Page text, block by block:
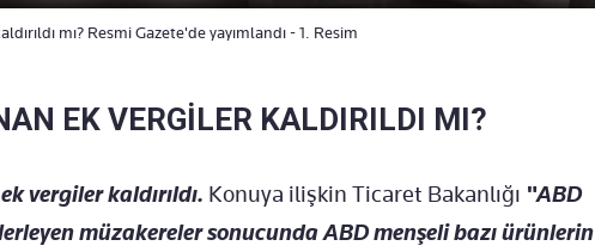
mı? Resmi Gazete'de yayımlandı - 1. Resim
EK VERGİLER KALDIRILDI MI?
vergiler kaldırıldı. Konuya ilişkin Ticaret Bakanlığı "ABD
müzakereler sonucunda ABD menşeli bazı ürünlerin